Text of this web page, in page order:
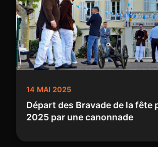
14 MAI 2025
Départ des Bravade de la fête
2025 par une canonnade